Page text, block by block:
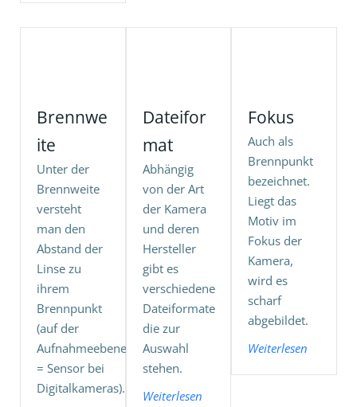
Brennwe
ite
Unter der
Brennweite
versteht
man den
Abstand der
Linse zu
ihrem
Brennpunkt
(auf der
Aufnahmeebene
= Sensor bei
Digitalkameras).
Dateifor
mat
Abhängig
von der Art
der Kamera
und deren
Hersteller
gibt es
verschiedene
Dateiformate
die zur
Auswahl
stehen.
Weiterlesen
Fokus
Auch als
Brennpunkt
bezeichnet.
Liegt das
Motiv im
Fokus der
Kamera,
wird es
scharf
abgebildet.
Weiterlesen